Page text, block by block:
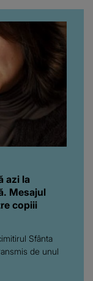
lăsat MASCĂ
data aceasta,
tăcerea:
aveam să ne
să ne...”
azi la
Mesajul
copiii
Sfânta
de unul